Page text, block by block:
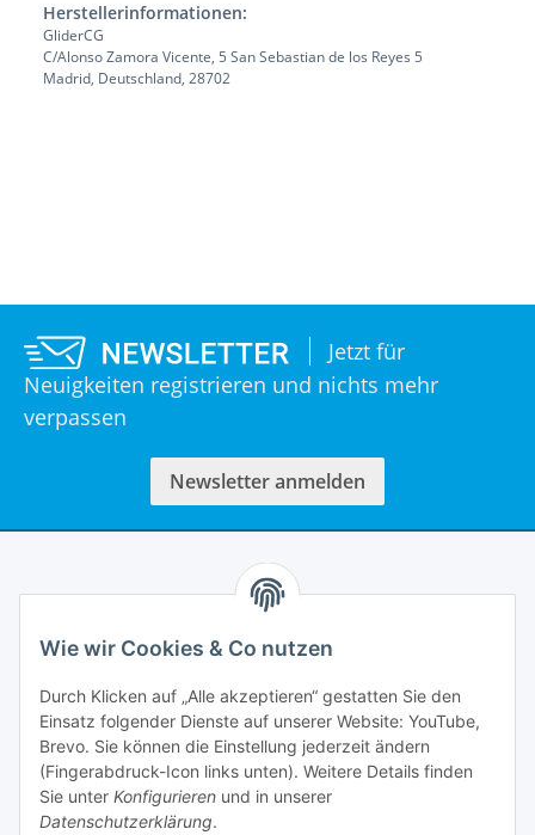
Herstellerinformationen:
GliderCG
C/Alonso Zamora Vicente, 5 San Sebastian de los Reyes 5
Madrid, Deutschland, 28702
Jetzt für
Neuigkeiten registrieren und nichts mehr
verpassen
Newsletter anmelden
Informationen
Mein Account
Wie wir Cookies & Co nutzen
Durch Klicken auf „Alle akzeptieren“ gestatten Sie den
Einsatz folgender Dienste auf unserer Website: YouTube,
Brevo. Sie können die Einstellung jederzeit ändern
(Fingerabdruck-Icon links unten). Weitere Details finden
Sie unter Konfigurieren und in unserer
Datenschutzerklärung.